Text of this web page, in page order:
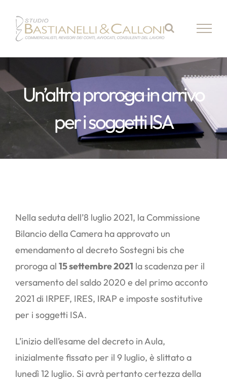
contenuto
Un’altra proroga in arrivo
per i soggetti ISA
Nella seduta dell’8 luglio 2021, la Commissione
Bilancio della Camera ha approvato un
emendamento al decreto Sostegni bis che
proroga al 15 settembre 2021 la scadenza per il
versamento del saldo 2020 e del primo acconto
2021 di IRPEF, IRES, IRAP e imposte sostitutive
per i soggetti ISA.
L’inizio dell’esame del decreto in Aula,
inizialmente fissato per il 9 luglio, è slittato a
lunedì 12 luglio. Si avrà pertanto certezza della